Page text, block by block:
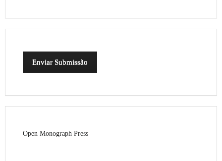
Enviar Submissão
Open Monograph Press